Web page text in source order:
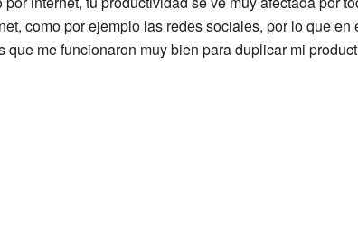
como por ejemplo las redes sociales, por lo que en
que me funcionaron muy bien para duplicar mi